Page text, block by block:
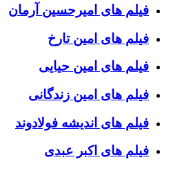
فیلم های امیرحسین آرمان
فیلم های امین تارخ
فیلم های امین حیایی
فیلم های امین زندگانی
فیلم های اندیشه فولادوند
فیلم های اکبر عبدی